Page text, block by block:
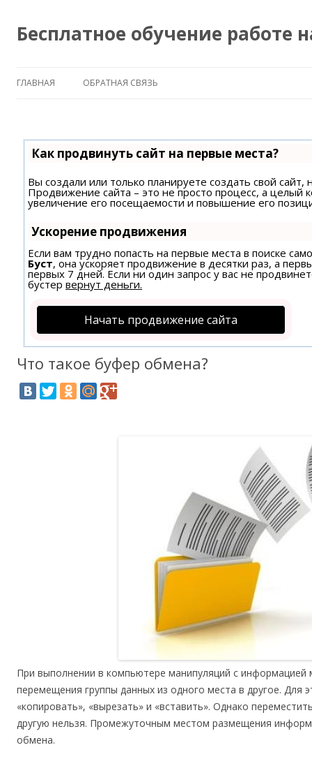
Бесплатное обучение работе
ГЛАВНАЯ ОБРАТНАЯ СВЯЗЬ
Как продвинуть сайт на первые места?
Вы создали или только планируете создать свой сайт,
Продвижение сайта – это не просто процесс, а целый
увеличение его посещаемости и повышение его
Ускорение продвижения
Если вам трудно попасть на первые места в поиске
Буст, она ускоряет продвижение в десятки раз, а
первых 7 дней. Если ни один запрос у вас не
бустер вернут деньги.
Начать продвижение сайта
Что такое буфер обмена?
При выполнении в компьютере манипуляций с
перемещения группы данных из одного места в другое. Для
«копировать», «вырезать» и «вставить». Однако
другую нельзя. Промежуточным местом размещения
обмена.